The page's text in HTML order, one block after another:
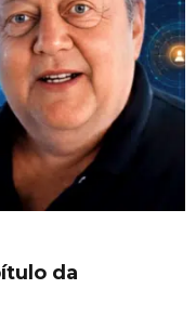
da